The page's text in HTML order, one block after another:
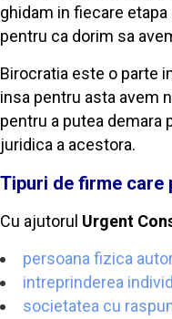
ghidam in fiecare
pentru ca dorim sa
Birocratia este o parte
insa pentru asta avem
pentru a putea demara
juridica a acestora.
Tipuri de firme care
Cu ajutorul Urgent
persoana fizica
intreprinderea
societatea cu